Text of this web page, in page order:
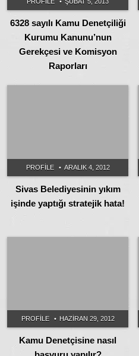
6328 sayılı Kamu Denetçiliği
Kurumu Kanunu’nun
Gerekçesi ve Komisyon
Raporları
PROFILE ARALIK 4, 2012
Sivas Belediyesinin yıkım
işinde yaptığı stratejik hata!
PROFILE HAZIRAN 29, 2012
Kamu Denetçisine nasıl